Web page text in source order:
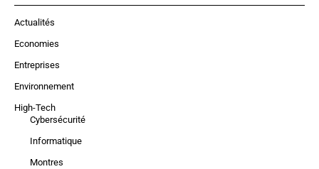
Actualités
Economies
Entreprises
Environnement
High-Tech
Cybersécurité
Informatique
Montres